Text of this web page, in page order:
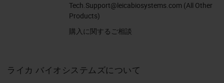
Tech.Support@leicabiosystems.com (All Other
Products)
購入に関するご相談
ライカ バイオシステムズについて